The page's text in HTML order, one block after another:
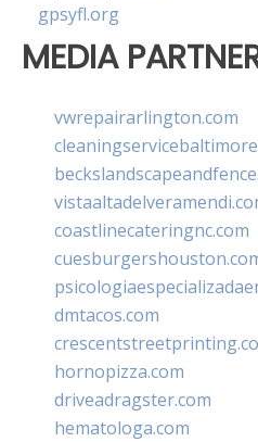
gpsyfl.org
MEDIA
vwrepairarlington.com
coastlinecateringnc.com
dmtacos.com
hornopizza.com
driveadragster.com
hematologa.com